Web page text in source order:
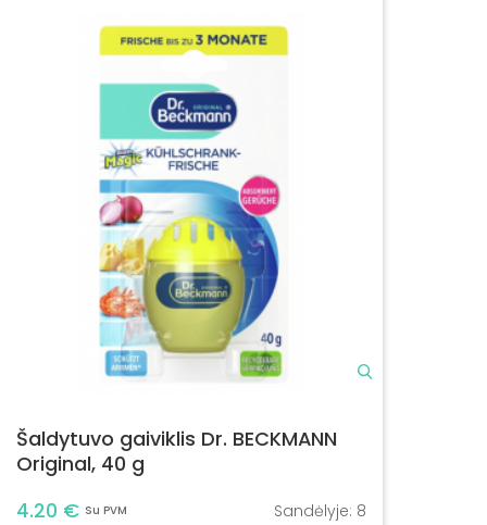
Šaldytuvo gaiviklis Dr. BECKMANN
Original, 40 g
4.20 € Su PVM Sandėlyje: 8